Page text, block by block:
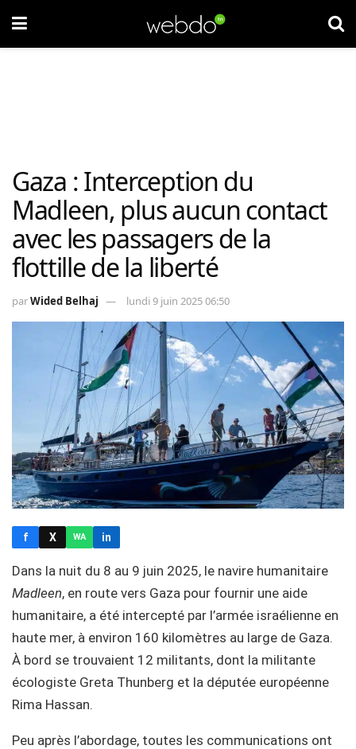
Gaza : Interception du
Madleen, plus aucun contact
avec les passagers de la
flottille de la liberté
parWided Belhaj lundi 9 juin 2025 06:50
f X WA in
Dans la nuit du 8 au 9 juin 2025, le navire humanitaire
Madleen, en route vers Gaza pour fournir une aide
humanitaire, a été intercepté par l’armée israélienne en
haute mer, à environ 160 kilomètres au large de Gaza.
À bord se trouvaient 12 militants, dont la militante
écologiste Greta Thunberg et la députée européenne
Rima Hassan.
Peu après l’abordage, toutes les communications ont